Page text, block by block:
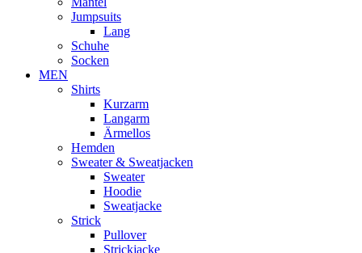
Jumpsuits
Lang
Schuhe
Socken
MEN
Shirts
Kurzarm
Langarm
Ärmellos
Hemden
Sweater & Sweatjacken
Sweater
Hoodie
Sweatjacke
Strick
Pullover
Strickjacke